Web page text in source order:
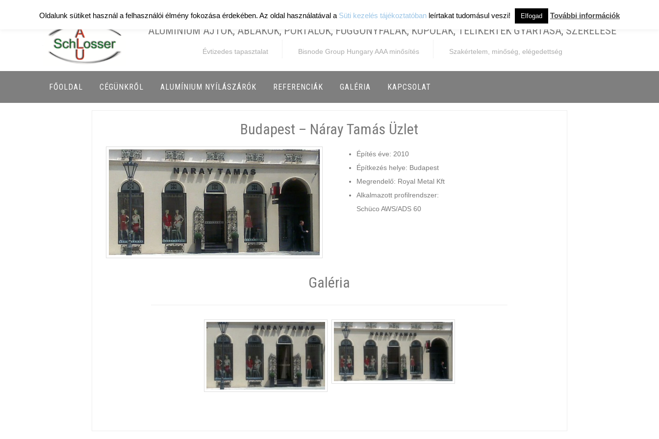
Email: aluschlossertitkarsag@gmail.com
ALUMÍNIUM AJTÓK, ABLAKOK, PORTÁLOK, FÜGGÖNYFALAK, KUPOLÁK, TÉLIKERTEK GYÁRTÁSA, SZERELÉSE
Évtizedes tapasztalat Bisnode Group Hungary AAA minősítés Szakértelem, minőség, elégedettség
FŐOLDAL CÉGÜNKRŐL ALUMÍNIUM NYÍLÁSZÁRÓK REFERENCIÁK GALÉRIA KAPCSOLAT
Budapest – Náray Tamás Üzlet
Építés éve: 2010
Építkezés helye: Budapest
Megrendelő: Royal Metal Kft
Alkalmazott profilrendszer:
Schüco AWS/ADS 60
Galéria
Oldalunk sütiket használ a felhasználói élmény fokozása érdekében. Az oldal használatával a Süti kezelés tájékoztatóban leírtakat tudomásul veszi! Elfogad További információk